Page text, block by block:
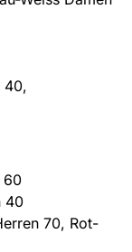
40,
60
40
70, Rot-